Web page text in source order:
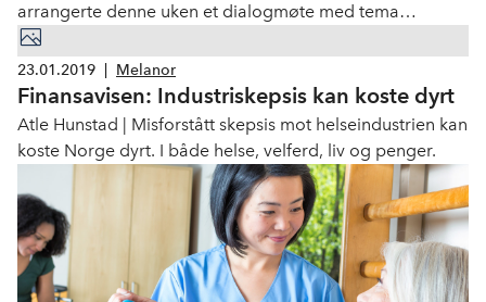
arrangerte denne uken et dialogmøte med tema
«Samarbeid om utfasing av barnearbeid og
tvangsarbeid, bærekraftige forretningspraksiser og
bedre handelsmuligheter i produksjon av kirurgiske
instrumenter».
23.01.2019 Melanor
Finansavisen: Industri­skepsis kan koste dyrt
Atle Hunstad | Misforstått skepsis mot helse­industrien kan
koste Norge dyrt. I både helse, velferd, liv og penger.